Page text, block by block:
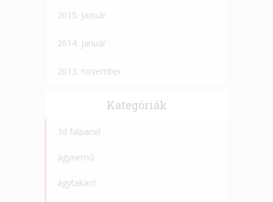
2015. január
2014. január
2013. november
Kategóriák
3d falpanel
ágynemű
ágytakaró